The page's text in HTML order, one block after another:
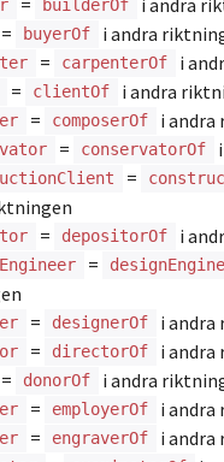
builderOf
= buyerOf i andra
= carpenterOf i
= clientOf i andra
= composerOf i
= conservatorOf
=
= depositorOf i
=
= designerOf i
= directorOf i
= donorOf i andra
= employerOf i
= engraverOf i